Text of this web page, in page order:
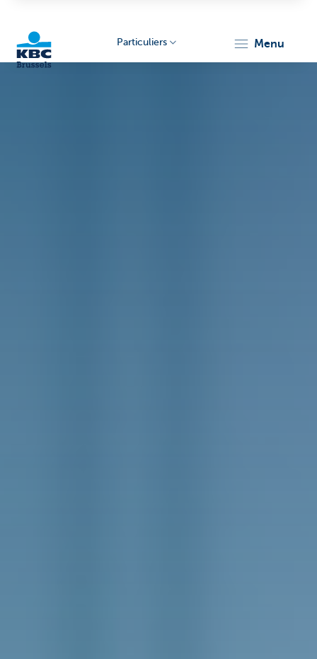
Particuliers menu